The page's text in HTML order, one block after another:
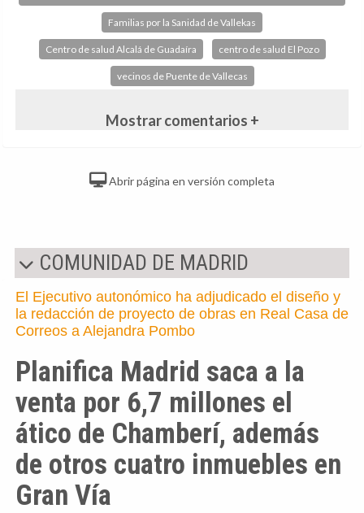
Familias por la Sanidad de Vallekas
Centro de salud Alcalá de Guadaíra centro de salud El Pozo
vecinos de Puente de Vallecas
Mostrar comentarios +
Abrir página en versión completa
COMUNIDAD DE MADRID
El Ejecutivo autonómico ha adjudicado el diseño y
la redacción de proyecto de obras en Real Casa de
Correos a Alejandra Pombo
Planifica Madrid saca a la
venta por 6,7 millones el
ático de Chamberí, además
de otros cuatro inmuebles en
Gran Vía